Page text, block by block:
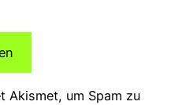
Akismet, um Spam zu